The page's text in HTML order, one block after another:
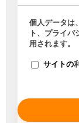
個人データは
ト、 プライバ
用されます。
サイトの